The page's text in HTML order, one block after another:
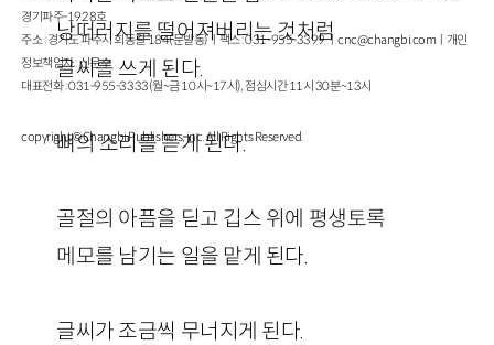
낭떠러지를 떨어져버리는 것처럼
글씨를 쓰게 된다.
뼈의 소리를 듣게 된다.
골절의 아픔을 딛고 깁스 위에 평생토록
메모를 남기는 일을 맡게 된다.
글씨가 조금씩 무너지게 된다.
경기파주-1928호
주소 : 경기도 파주시 회동길 184(문발동)ㅣ팩스 : 031-955-3399 ㅣcnc@changbi.com ㅣ개인
정보책임자 : 신문수
대표전화 : 031-955-3333(월~금 10시~17시), 점심시간 11시 30분~13시
copyright © Changbi Publishers, inc. All Rights Reserved.